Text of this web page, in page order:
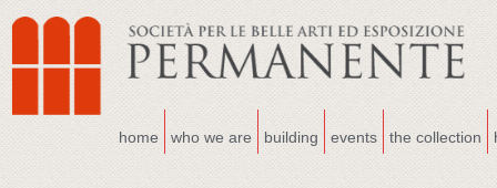
home who we are building events the collection